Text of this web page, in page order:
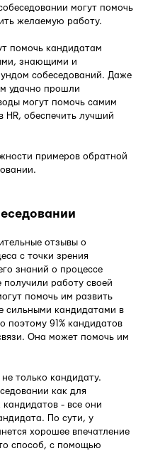
могут помочь
желаемую работу.
помочь кандидатам
знающими и
собеседований. Даже
удачно прошли
могут помочь самим
HR, обеспечить лучший
примеров обратной
отзывы о
с точки зрения
знаний о процессе
работу своей
помочь им развить
сильными кандидатами в
91% кандидатов
Она может помочь им
только кандидату.
как для
- все они
По сути, у
хорошее впечатление
способ, с помощью